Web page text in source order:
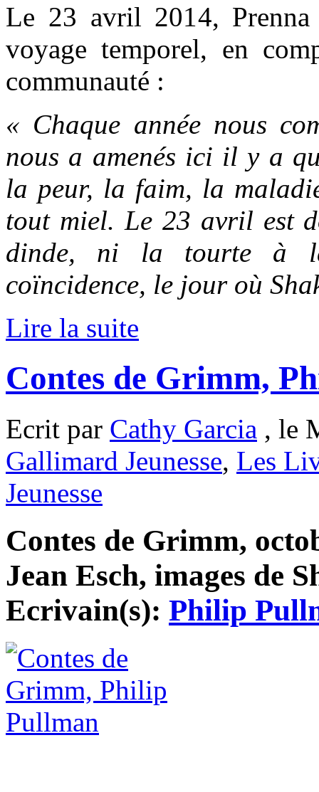
Le 23 avril 2014,
voyage temporel, en
communauté :
« Chaque année nous
nous a amenés ici il y a
la peur, la faim, la
tout miel. Le 23 avril est
dinde, ni la tourte à la
coïncidence, le jour où
Lire la suite
Contes de Grimm,
Ecrit par Cathy Garcia , le
Gallimard Jeunesse, Les
Jeunesse
Contes de Grimm,
Jean Esch, images de
Ecrivain(s): Philip